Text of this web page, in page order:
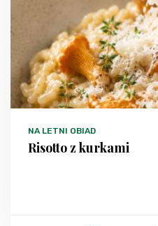
NA LETNI OBIAD
Risotto z kurkami